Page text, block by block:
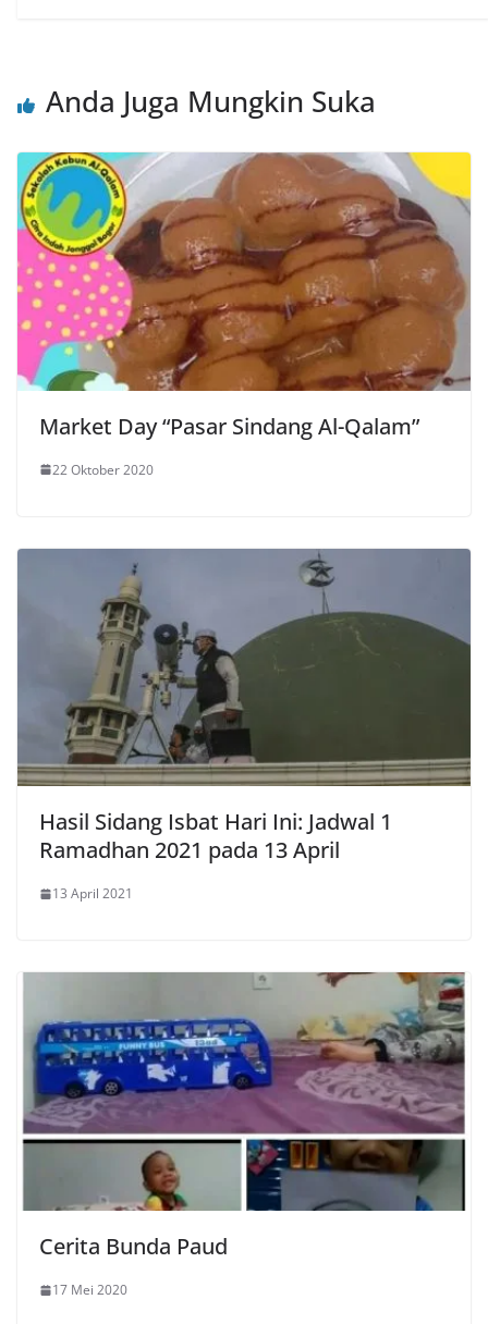
Anda Juga Mungkin Suka
Market Day “Pasar Sindang Al-Qalam”
22 Oktober 2020
Hasil Sidang Isbat Hari Ini: Jadwal 1
Ramadhan 2021 pada 13 April
13 April 2021
Cerita Bunda Paud
17 Mei 2020